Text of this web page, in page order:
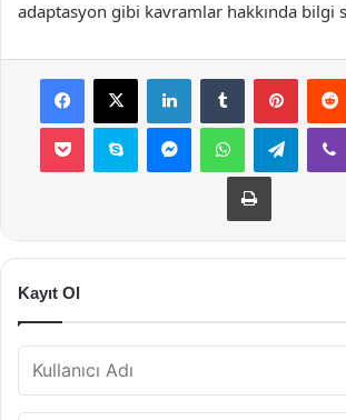
adaptasyon gibi kavramlar hakkında bilgi
Facebook
X LinkedInTumblr
Pocket Skype MessengerWhatsApp
Yazdır
Kayıt Ol